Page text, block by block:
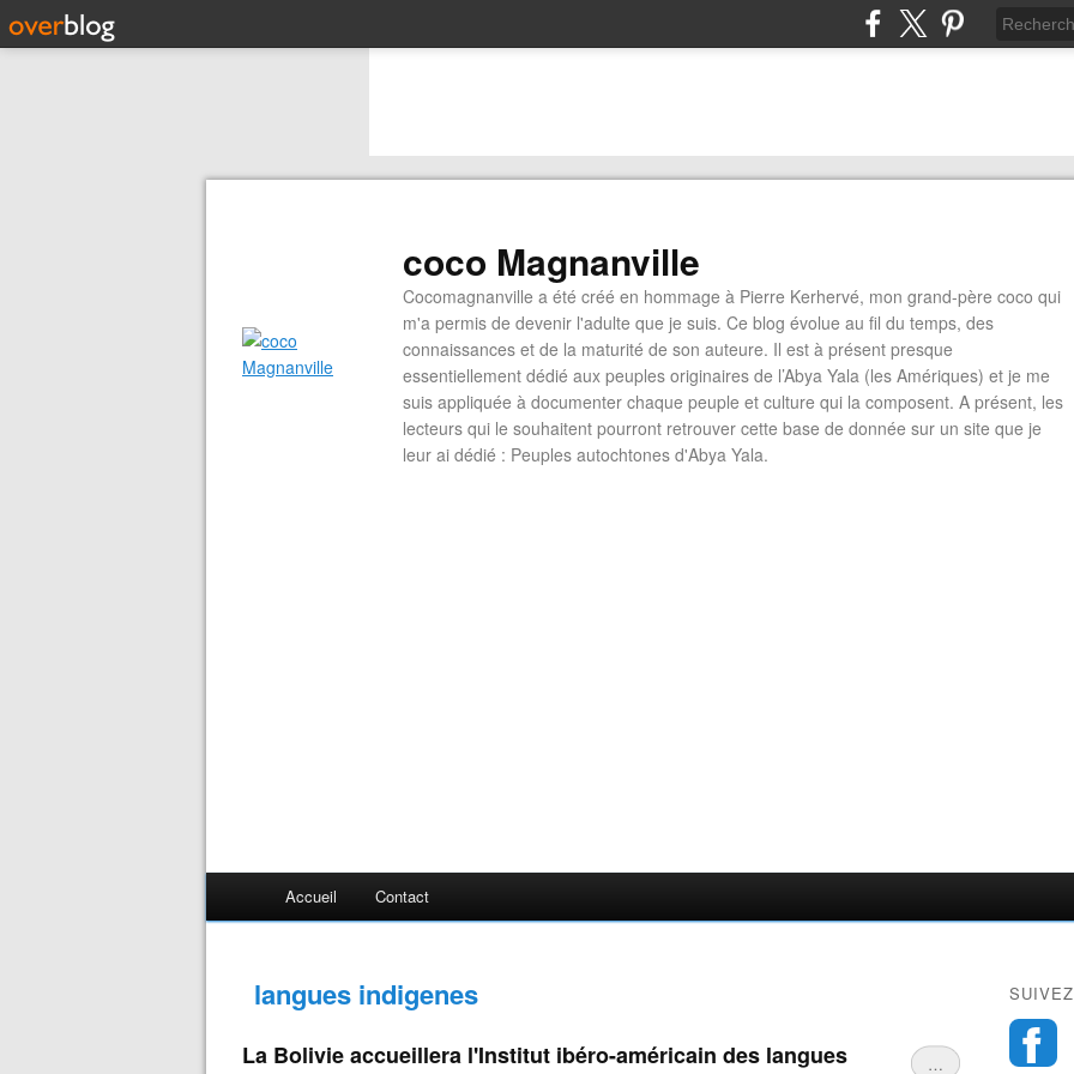
coco Magnanville
Cocomagnanville a été créé en hommage à Pierre Kerhervé, mon grand-père coco qui
m'a permis de devenir l'adulte que je suis. Ce blog évolue au fil du temps, des
connaissances et de la maturité de son auteure. Il est à présent presque
essentiellement dédié aux peuples originaires de l’Abya Yala (les Amériques) et je me
suis appliquée à documenter chaque peuple et culture qui la composent. A présent, les
lecteurs qui le souhaitent pourront retrouver cette base de donnée sur un site que je
leur ai dédié : Peuples autochtones d'Abya Yala.
Accueil Contact
langues indigenes
…
La Bolivie accueillera l'Institut ibéro-américain des langues